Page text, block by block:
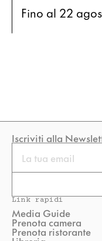
Fino al 22
Iscriviti alla
Email
Link rapidi
Media Guide
Prenota camera
Prenota ristorante